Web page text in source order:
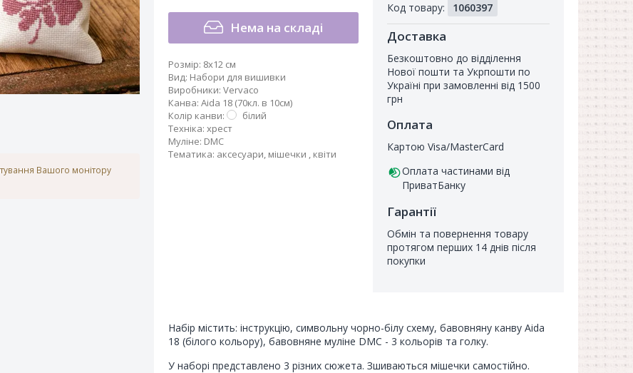
Вашого монітору
Нема на складі
Розмір: 8x12 см
Вид: Набори для вишивки
Виробники: Vervaco
Канва: Aida 18 (70кл. в 10см)
Колір канви:
білий
Техніка: хрест
Муліне: DMC
Тематика: аксесуари, мішечки , квіти
покупців
Код товару:
1060397
Доставка
Безкоштовно до відділення
Нової пошти та Укрпошти по
Україні при замовленні від 1500
грн
Оплата
Картою Visa/MasterCard
Оплата частинами від
ПриватБанку
Гарантії
Обмін та повернення товару
протягом перших 14 днів після
покупки
Набір містить: інструкцію, символьну чорно-білу схему, бавовняну канву Aida
18 (білого кольору), бавовняне муліне DMC - 3 кольорів та голку.
У наборі представлено 3 різних сюжета. Зшиваються мішечки самостійно.